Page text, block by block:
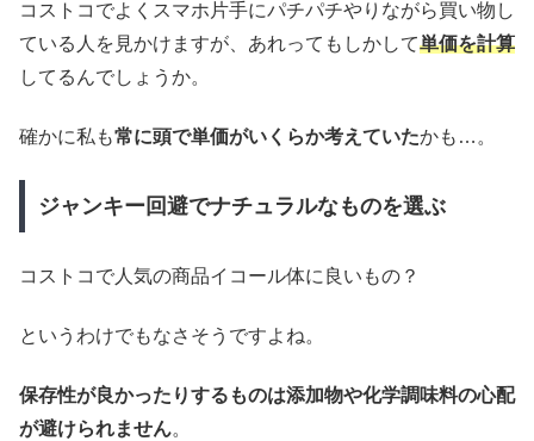
コストコでよくスマホ片手にパチパチやりながら買い物し
ている人を見かけますが、あれってもしかして単価を計算
してるんでしょうか。
確かに私も常に頭で単価がいくらか考えていたかも…。
ジャンキー回避でナチュラルなものを選ぶ
コストコで人気の商品イコール体に良いもの？
というわけでもなさそうですよね。
保存性が良かったりするものは添加物や化学調味料の心配
が避けられません。